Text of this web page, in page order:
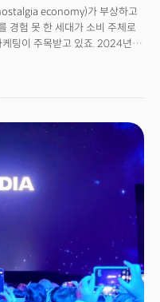
economy)가 부상하고
경험 못 한 세대가 소비 주체로
팅이 주목받고 있죠. 2024년
에서 소니, 마텔이 상위권을
4위를, 마텔은 UPS와
관점에서 재해석해 호응을
만달러 수익을 올리며 당해
마리오 브라더스였습니다.
스로 PS4, Ps5에서
제공해 호응을 얻었죠.